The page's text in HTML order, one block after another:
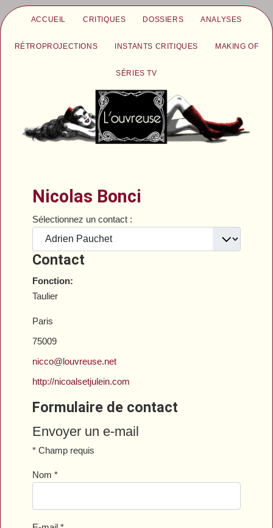
ACCUEIL CRITIQUES DOSSIERS ANALYSES
RÉTROPROJECTIONS INSTANTS CRITIQUES MAKING OF
SÉRIES TV
Nicolas Bonci
Sélectionnez un contact :
Contact
Fonction:
Taulier
Paris
75009
nicco@louvreuse.net
http://nicoalsetjulein.com
Formulaire de contact
Envoyer un e-mail
* Champ requis
Nom *